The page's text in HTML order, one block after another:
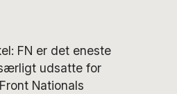
FN er det eneste
udsatte for
Nationals